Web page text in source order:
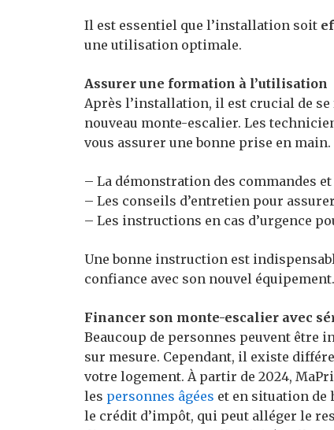
Il est essentiel que l’installation soit
une utilisation optimale.
Assurer une formation à l’utilisation
Après l’installation, il est crucial de
nouveau monte-escalier. Les
vous assurer une bonne prise en
– La démonstration des commandes
– Les conseils d’entretien pour
– Les instructions en cas d’urgence
Une bonne instruction est
confiance avec son nouvel équipement.
Financer son monte-escalier avec
Beaucoup de personnes peuvent être
sur mesure. Cependant, il existe
votre logement. À partir de 2024,
les personnes âgées et en situation de
le crédit d’impôt, qui peut alléger le